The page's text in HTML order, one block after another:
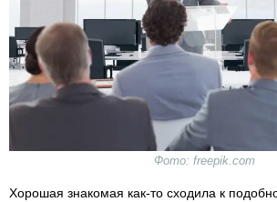
Фото: freepik.com
Хорошая знакомая как-то сходила к